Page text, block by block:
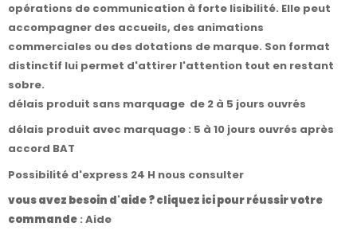
opérations de communication à forte lisibilité. Elle peut
accompagner des accueils, des animations
commerciales ou des dotations de marque. Son format
distinctif lui permet d'attirer l'attention tout en restant
sobre.
délais produit sans marquage de 2 à 5 jours ouvrés
délais produit avec marquage : 5 à 10 jours ouvrés après
accord BAT
Possibilité d'express 24 H nous consulter
vous avez besoin d'aide ? cliquez ici pour réussir votre
commande : Aide